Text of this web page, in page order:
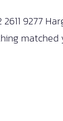
9277